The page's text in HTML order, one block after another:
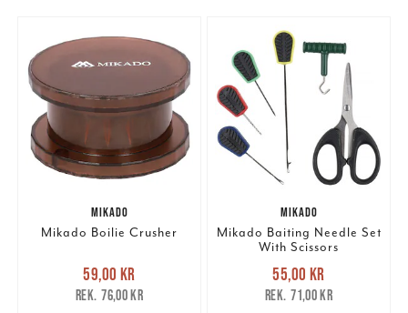
MIKADO
Mikado Boilie Crusher
Nuvarande pris
59,00 krTidigare pris
76,00 kr
59,00 kr
76,00 kr
MIKADO
Mikado Baiting Needle Set
With Scissors
Nuvarande pris
55,00 krTidigare pris
71,00 kr
55,00 kr
71,00 kr